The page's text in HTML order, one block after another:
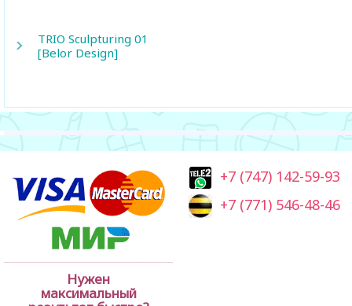
TRIO Sculpturing 01
[Belor Design]
Нужен
максимальный
+7 (747) 142-59-93
+7 (771) 546-48-46